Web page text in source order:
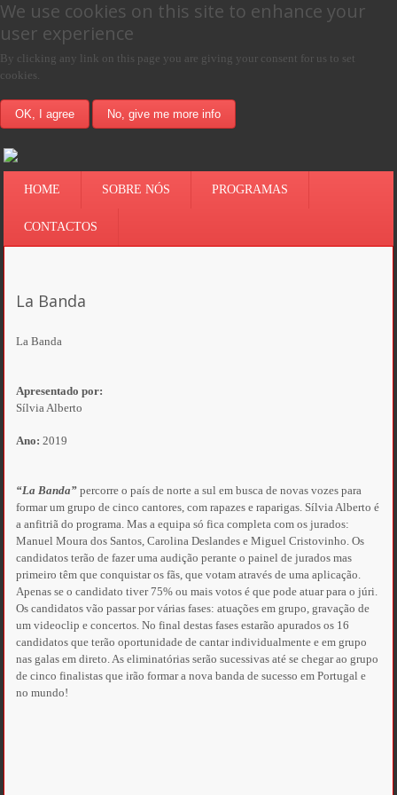
We use cookies on this site to enhance your
user experience
By clicking any link on this page you are giving your consent for us to set
cookies.
OK, I agree No, give me more info
HOME SOBRE NÓS PROGRAMAS
CONTACTOS
La Banda
La Banda
Apresentado por:
Sílvia Alberto
Ano: 2019
“La Banda”percorre o país de norte a sul em busca de novas vozes para
formar um grupo de cinco cantores, com rapazes e raparigas. Sílvia Alberto é
a anfitriã do programa. Mas a equipa só fica completa com os jurados:
Manuel Moura dos Santos, Carolina Deslandes e Miguel Cristovinho. Os
candidatos terão de fazer uma audição perante o painel de jurados mas
primeiro têm que conquistar os fãs, que votam através de uma aplicação.
Apenas se o candidato tiver 75% ou mais votos é que pode atuar para o júri.
Os candidatos vão passar por várias fases: atuações em grupo, gravação de
um videoclip e concertos. No final destas fases estarão apurados os 16
candidatos que terão oportunidade de cantar individualmente e em grupo
nas galas em direto. As eliminatórias serão sucessivas até se chegar ao grupo
de cinco finalistas que irão formar a nova banda de sucesso em Portugal e
no mundo!